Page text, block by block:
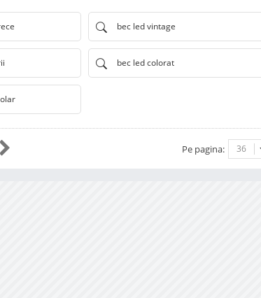
bec led vintage
bec led colorat
Pe pagina: 36